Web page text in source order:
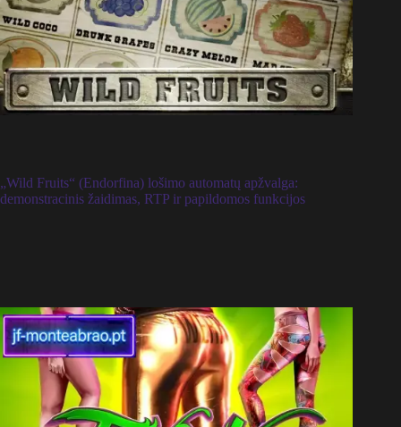
„Wild Fruits“ (Endorfina) lošimo automatų apžvalga:
demonstracinis žaidimas, RTP ir papildomos funkcijos